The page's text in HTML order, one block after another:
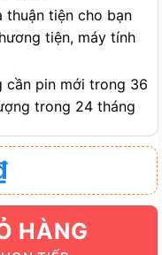
thuận tiện cho bạn
tiện, máy tính
cần pin mới trong 36
trong 24 tháng
HÀNG